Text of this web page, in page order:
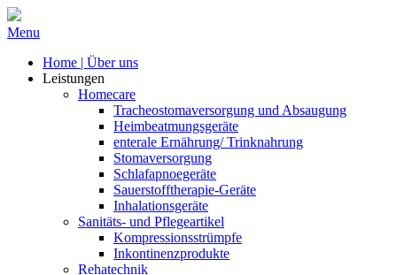
Menu
Home | Über uns
Leistungen
Homecare
Tracheostomaversorgung und Absaugung
Heimbeatmungsgeräte
enterale Ernährung/ Trinknahrung
Stomaversorgung
Schlafapnoegeräte
Sauerstofftherapie-Geräte
Inhalationsgeräte
Sanitäts- und Pflegeartikel
Kompressionsstrümpfe
Inkontinenzprodukte
Rehatechnik